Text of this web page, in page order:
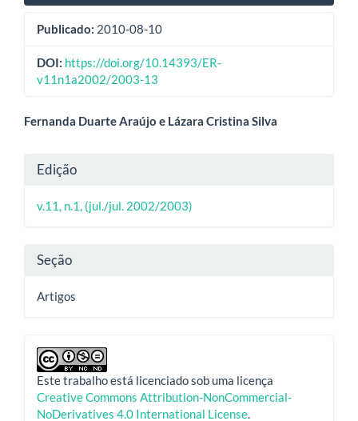
Publicado: 2010-08-10
DOI: https://doi.org/10.14393/ER-
v11n1a2002/2003-13
Conteúdo
artigo
principal
Fernanda Duarte Araújo e Lázara Cristina Silva
Detalhes
do
artigo
Edição
v.11, n.1, (jul./jul. 2002/2003)
Seção
Artigos
Este trabalho está licenciado sob uma licença
Creative Commons Attribution-NonCommercial-
NoDerivatives 4.0 International License